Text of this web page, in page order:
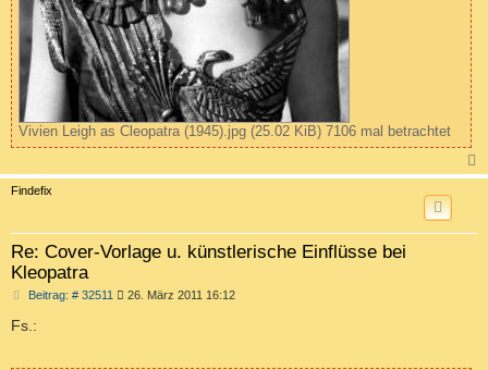
Vivien Leigh as Cleopatra (1945).jpg (25.02 KiB) 7106 mal betrachtet
a
Findefix
Re: Cover-Vorlage u. künstlerische Einflüsse bei
Kleopatra
Beitrag: # 32511 B 26. März 2011 16:12
Fs.: